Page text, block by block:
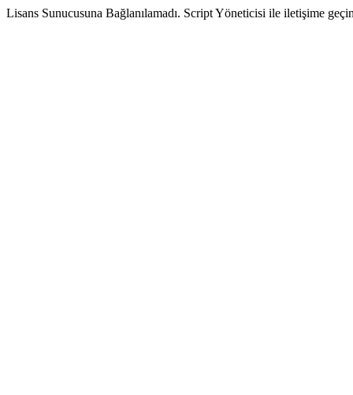
Lisans Sunucusuna Bağlanılamadı. Script Yöneticisi ile iletişime